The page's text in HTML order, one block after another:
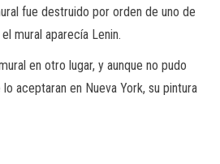
fue destruido por orden de uno de
mural aparecía Lenin.
en otro lugar, y aunque no pudo
aceptaran en Nueva York, su pintura